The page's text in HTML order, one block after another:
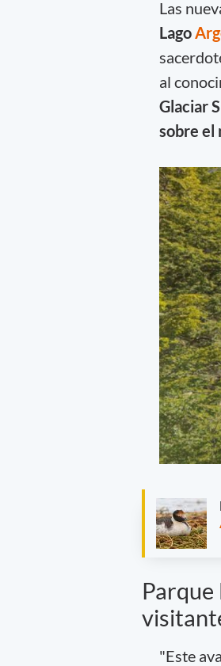
Las
Lago
al
Glaciar
sobre el
Parque
"Este